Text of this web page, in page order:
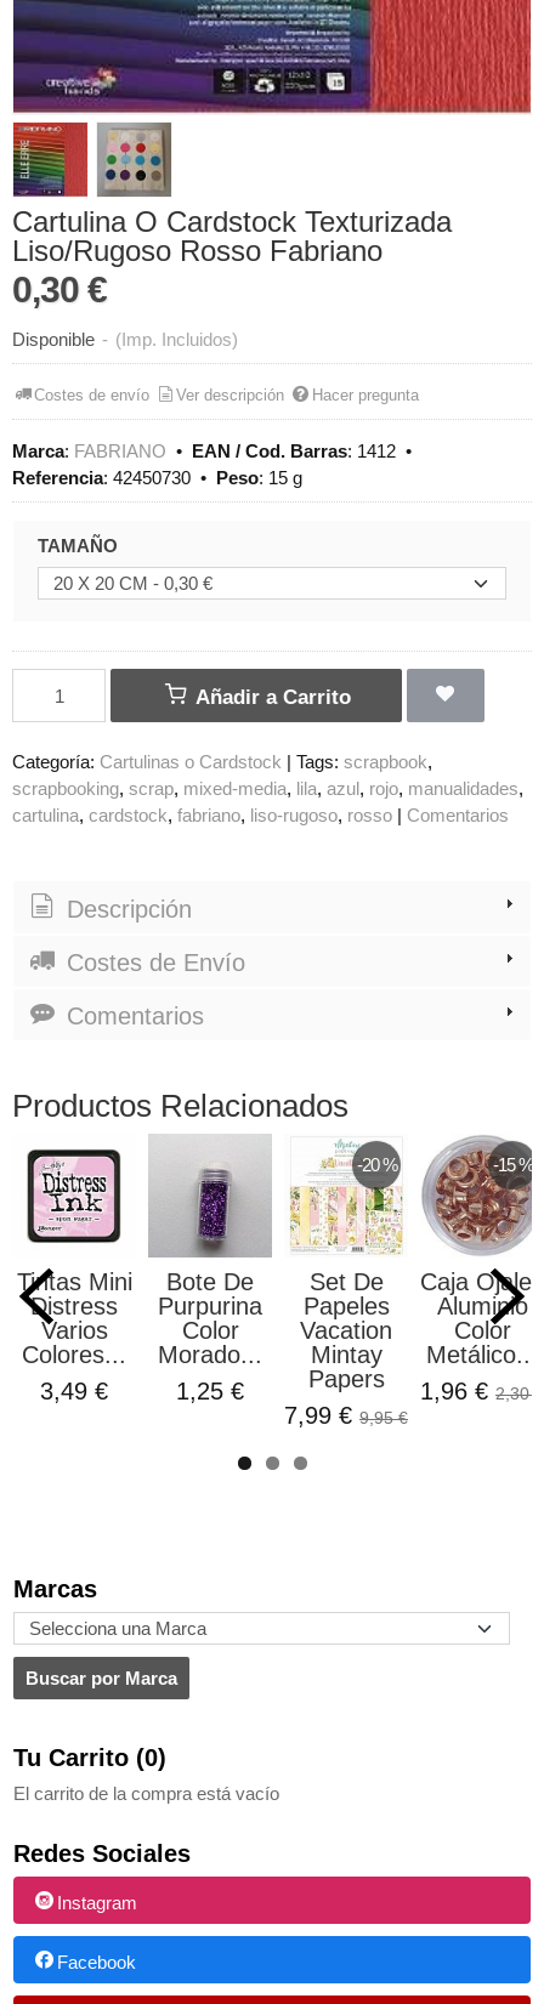
Marcas
Tu Carrito (0)
El carrito de la compra está vacío
Redes Sociales
Instagram
Facebook
Cartulina O Cardstock Texturizada
Liso/Rugoso Rosso Fabriano
0,30 €
Disponible - (Imp. Incluidos)
Costes de envío Ver descripción Hacer pregunta
Marca: FABRIANO • EAN / Cod. Barras: 1412 •
Referencia: 42450730 • Peso: 15 g
TAMAÑO
Añadir a Carrito
Categoría: Cartulinas o Cardstock | Tags: scrapbook
scrapbooking scrap mixed-media lila azul rojo manualidades
cartulina cardstock fabriano liso-rugoso rosso | Comentarios
Descripción
Costes de Envío
Comentarios
Productos Relacionados
Tintas Mini
Distress
Varios
Colores...
3,49 €
Bote De
Purpurina
Color
Morado...
1,25 €
-20 %
Set De
Papeles
Vacation
Mintay
Papers
7,99 € 9,95 €
-15 %
Caja Ojales
Aluminio
Color
Metálico...
1,96 € 2,30 €